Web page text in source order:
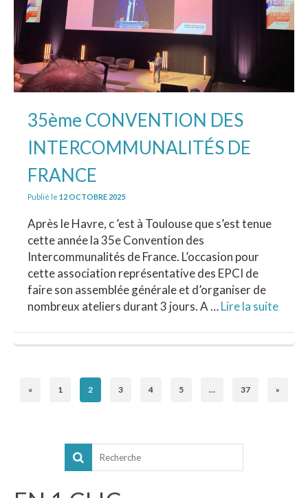
35ème CONVENTION DES
INTERCOMMUNALITÉS DE
FRANCE
Publié le 12 OCTOBRE 2025
Après le Havre, c ’est à Toulouse que s’est tenue
cette année la 35e Convention des
Intercommunalités de France. L’occasion pour
cette association représentative des EPCI de
faire son assemblée générale et d’organiser de
nombreux ateliers durant 3 jours. A …Lire la suite
« 1 2 3 4 5 … 37 »